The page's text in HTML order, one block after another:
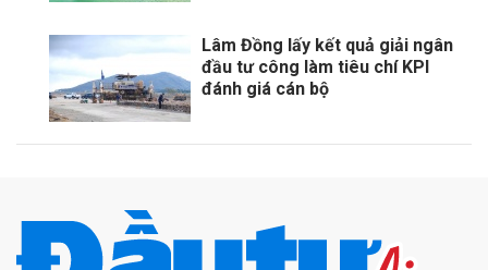
Lâm Đồng lấy kết quả giải ngân
đầu tư công làm tiêu chí KPI
đánh giá cán bộ